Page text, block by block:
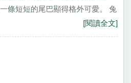
條短短的尾巴顯得格外可愛。 兔
[閱讀全文]